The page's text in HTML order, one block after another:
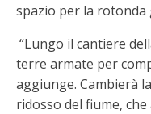
spazio per la rotonda
“Lungo il cantiere
terre armate per
aggiunge. Cambierà
ridosso del fiume,